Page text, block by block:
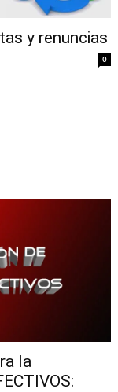
y renuncias
0
la